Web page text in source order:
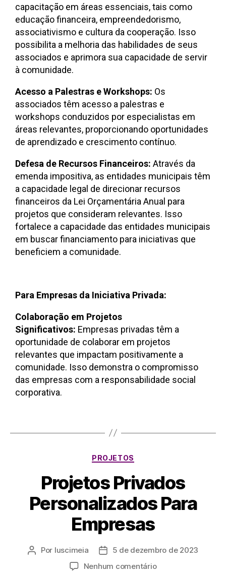
capacitação em áreas essenciais, tais como
educação financeira, empreendedorismo,
associativismo e cultura da cooperação. Isso
possibilita a melhoria das habilidades de seus
associados e aprimora sua capacidade de servir
à comunidade.
Acesso a Palestras e Workshops: Os
associados têm acesso a palestras e
workshops conduzidos por especialistas em
áreas relevantes, proporcionando oportunidades
de aprendizado e crescimento contínuo.
Defesa de Recursos Financeiros: Através da
emenda impositiva, as entidades municipais têm
a capacidade legal de direcionar recursos
financeiros da Lei Orçamentária Anual para
projetos que consideram relevantes. Isso
fortalece a capacidade das entidades municipais
em buscar financiamento para iniciativas que
beneficiem a comunidade.
Para Empresas da Iniciativa Privada:
Colaboração em Projetos
Significativos: Empresas privadas têm a
oportunidade de colaborar em projetos
relevantes que impactam positivamente a
comunidade. Isso demonstra o compromisso
das empresas com a responsabilidade social
corporativa.
PROJETOS
Projetos Privados
Personalizados Para
Empresas
Por luscimeia
5 de dezembro de 2023
Nenhum comentário